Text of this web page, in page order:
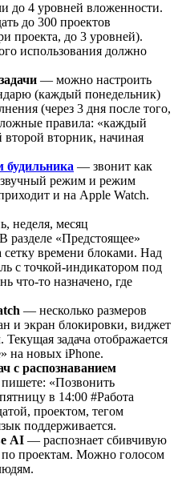
до 4 уровней вложенности.
до 300 проектов
проекта, до 3 уровней).
использования должно
— можно настроить
(каждый понедельник)
(через 3 дня после того,
правила: «каждый
вторник, начиная
— звонит как
режим и режим
и на Apple Watch.
неделя, месяц
разделе «Предстоящее»
сетку времени блоками. Над
с точкой-индикатором под
что-то назначено, где
— несколько размеров
и экран блокировки, виджет
Текущая задача отображается
на новых iPhone.
с распознаванием
«Позвонить
в 14:00 #Работа
проектом, тегом
поддерживается.
AI — распознает сбивчивую
по проектам. Можно голосом